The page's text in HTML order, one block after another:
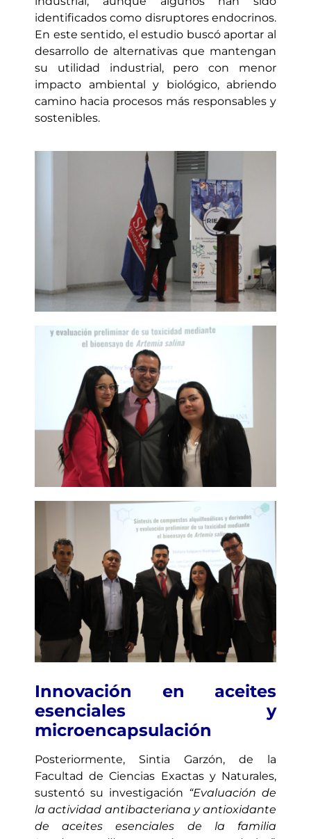
identificados como disruptores endocrinos.
En este sentido, el estudio buscó aportar al
desarrollo de alternativas que mantengan
su utilidad industrial, pero con menor
impacto ambiental y biológico, abriendo
camino hacia procesos más responsables y
sostenibles.
Innovación en aceites
esenciales y
microencapsulación
Posteriormente, Sintia Garzón, de la
Facultad de Ciencias Exactas y Naturales,
sustentó su investigación “Evaluación de
la actividad antibacteriana y antioxidante
de aceites esenciales de la familia